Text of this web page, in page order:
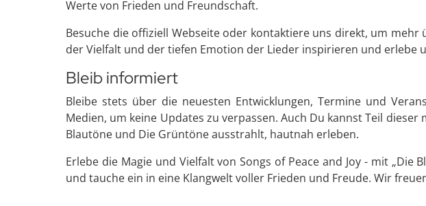
Werte von Frieden und Freundschaft.
Besuche die offiziell Webseite oder kontaktiere uns direkt, um
der Vielfalt und der tiefen Emotion der Lieder inspirieren und erlebe
Bleib informiert
Bleibe stets über die neuesten Entwicklungen, Termine und
Medien, um keine Updates zu verpassen. Auch Du kannst Teil
Blautöne und Die Grüntöne ausstrahlt, hautnah erleben.
Erlebe die Magie und Vielfalt von Songs of Peace and Joy - mit
und tauche ein in eine Klangwelt voller Frieden und Freude. Wir